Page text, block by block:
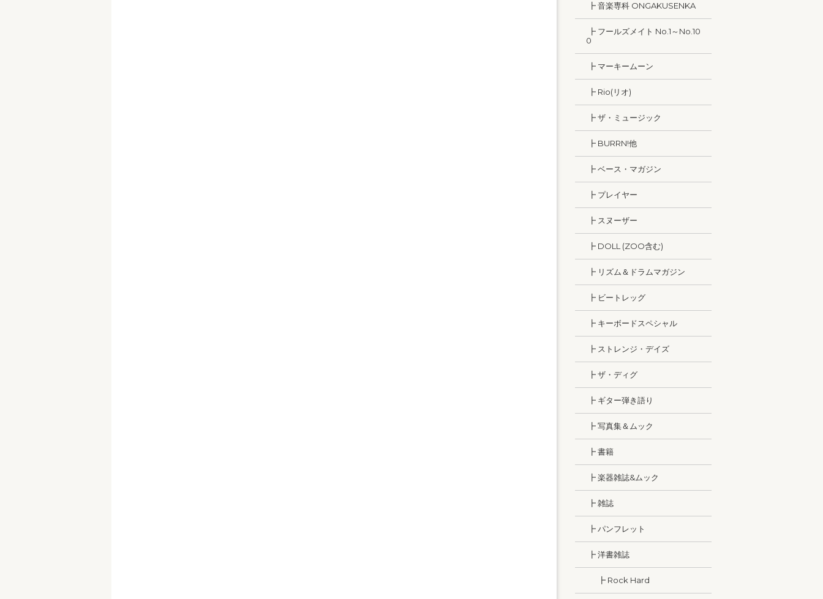
┣ 音楽専科 ONGAKUSENKA
┣ フールズメイト No.1～No.10
0
┣ マーキームーン
┣ Rio(リオ)
┣ ザ・ミュージック
┣ BURRN!他
┣ ベース・マガジン
┣ プレイヤー
┣ スヌーザー
┣ DOLL (ZOO含む)
┣ リズム＆ドラムマガジン
┣ ビートレッグ
┣ キーボードスペシャル
┣ ストレンジ・デイズ
┣ ザ・ディグ
┣ ギター弾き語り
┣ 写真集＆ムック
┣ 書籍
┣ 楽器雑誌&ムック
┣ 雑誌
┣ パンフレット
┣ 洋書雑誌
┣ Rock Hard